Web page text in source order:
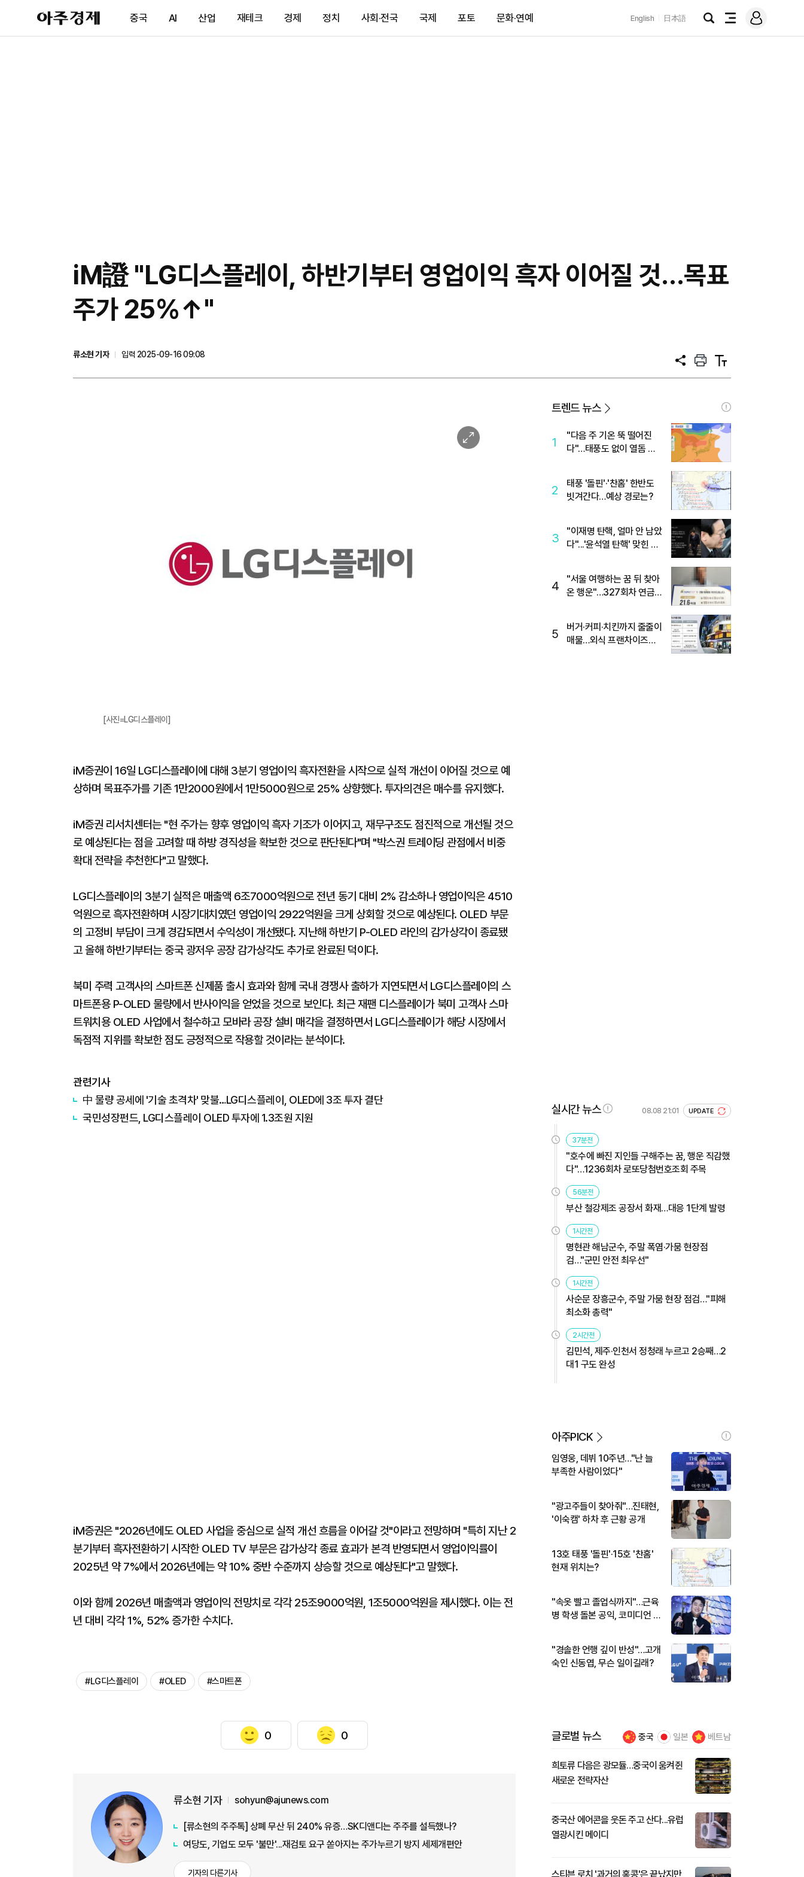
아
주
제
중국 AI 산업 재테크 경제 정치 사회·전국 국제 포토 문화·연예 English 日本語
검
전
메
그
iM證 "LG디스플레이, 하반기부터 영업이익 흑자 이어질 것…목표
주가 25%↑"
류소현 기자
입력 2025-09-16 09:08
공
프
트
텍
트
이
미
[사진=LG디스플레이]
iM증권이 16일 LG디스플레이에 대해 3분기 영업이익 흑자전환을 시작으로 실적 개선이 이어질 것으로 예
상하며 목표주가를 기존 1만2000원에서 1만5000원으로 25% 상향했다. 투자의견은 매수를 유지했다.
iM증권 리서치센터는 "현 주가는 향후 영업이익 흑자 기조가 이어지고, 재무구조도 점진적으로 개선될 것으
로 예상된다는 점을 고려할 때 하방 경직성을 확보한 것으로 판단된다"며 "박스권 트레이딩 관점에서 비중
확대 전략을 추천한다"고 말했다.
LG디스플레이의 3분기 실적은 매출액 6조7000억원으로 전년 동기 대비 2% 감소하나 영업이익은 4510
억원으로 흑자전환하며 시장기대치였던 영업이익 2922억원을 크게 상회할 것으로 예상된다. OLED 부문
의 고정비 부담이 크게 경감되면서 수익성이 개선됐다. 지난해 하반기 P-OLED 라인의 감가상각이 종료됐
고 올해 하반기부터는 중국 광저우 공장 감가상각도 추가로 완료된 덕이다.
북미 주력 고객사의 스마트폰 신제품 출시 효과와 함께 국내 경쟁사 출하가 지연되면서 LG디스플레이의 스
마트폰용 P-OLED 물량에서 반사이익을 얻었을 것으로 보인다. 최근 재팬 디스플레이가 북미 고객사 스마
트워치용 OLED 사업에서 철수하고 모바라 공장 설비 매각을 결정하면서 LG디스플레이가 해당 시장에서
독점적 지위를 확보한 점도 긍정적으로 작용할 것이라는 분석이다.
관련기사
中 물량 공세에 '기술 초격차' 맞불…LG디스플레이, OLED에 3조 투자 결단
국민성장펀드, LG디스플레이 OLED 투자에 1.3조원 지원
iM증권은 "2026년에도 OLED 사업을 중심으로 실적 개선 흐름을 이어갈 것"이라고 전망하며 "특히 지난 2
분기부터 흑자전환하기 시작한 OLED TV 부문은 감가상각 종료 효과가 본격 반영되면서 영업이익률이
2025년 약 7%에서 2026년에는 약 10% 중반 수준까지 상승할 것으로 예상된다"고 말했다.
이와 함께 2026년 매출액과 영업이익 전망치로 각각 25조9000억원, 1조5000억원을 제시했다. 이는 전
년 대비 각각 1%, 52% 증가한 수치다.
#LG디스플레이 #OLED #스마트폰
0 0
류소현 기자 sohyun@ajunews.com
[류소현의 주주톡] 상폐 무산 뒤 240% 유증…SK디앤디는 주주를 설득했나?
여당도, 기업도 모두 '불만'...재검토 요구 쏟아지는 주가누르기 방지 세제개편안
기자의 다른기사
트렌드 뉴스
1
"다음 주 기온 뚝 떨어진
다"…태풍도 없이 열돔 박
2
태풍 '돌핀'·'찬홈' 한반도
빗겨간다…예상 경로는?
3
"이재명 탄핵, 얼마 안 남았
다"...'윤석열 탄핵' 맞힌 무
4
"서울 여행하는 꿈 뒤 찾아
온 행운"…327회차 연금
5
버거·커피·치킨까지 줄줄이
매물…외식 프랜차이즈
실시간 뉴스 08.08 21:01 UPDATE
37분전
"호수에 빠진 지인들 구해주는 꿈, 행운 직감했
다"…1236회차 로또당첨번호조회 주목
56분전
부산 철강제조 공장서 화재…대응 1단계 발령
1시간전
명현관 해남군수, 주말 폭염·가뭄 현장점
검…"군민 안전 최우선"
1시간전
사순문 장흥군수, 주말 가뭄 현장 점검…"피해
최소화 총력"
2시간전
김민석, 제주·인천서 정청래 누르고 2승째…2
대1 구도 완성
아주PICK
임영웅, 데뷔 10주년…"난 늘
부족한 사람이었다"
"광고주들이 찾아줘"…진태현,
'이숙캠' 하차 후 근황 공개
13호 태풍 '돌핀'·15호 '찬홈'
현재 위치는?
"속옷 빨고 졸업식까지"…근육
병 학생 돌본 공익, 코미디언 김
"경솔한 언행 깊이 반성"…고개
숙인 신동엽, 무슨 일이길래?
글로벌 뉴스 중국 일본 베트남
희토류 다음은 광모듈…중국이 움켜쥔
새로운 전략자산
중국산 에어콘을 웃돈 주고 산다...유럽
열광시킨 메이디
스티븐 로치 '과거의 홍콩'은 끝났지만